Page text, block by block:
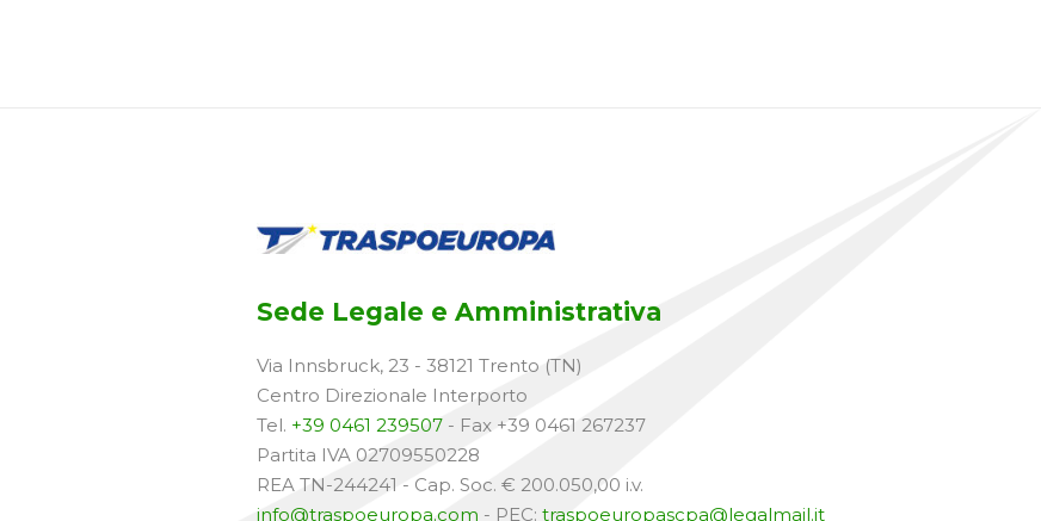
Sede Legale e Amministrativa
Via Innsbruck, 23 - 38121 Trento (TN)
Centro Direzionale Interporto
Tel. +39 0461 239507 - Fax +39 0461 267237
Partita IVA 02709550228
REA TN-244241 - Cap. Soc. € 200.050,00 i.v.
info@traspoeuropa.com - PEC: traspoeuropascpa@legalmail.it